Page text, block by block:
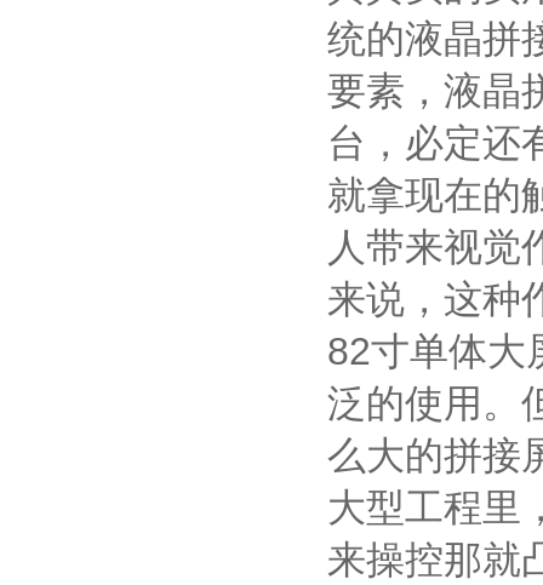
统的液晶拼
要素，液晶
台，必定还
就拿现在的
人带来视觉
来说，这种
82寸单体大
泛的使用。
么大的拼接
大型工程里
来操控那就